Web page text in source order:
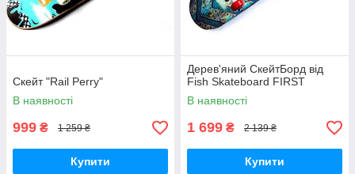
Скейт "Rail Perry"
В наявності
999 ₴ 1 259 ₴
Купити
Дерев'яний СкейтБорд від
Fish Skateboard FIRST
В наявності
1 699 ₴ 2 139 ₴
Купити